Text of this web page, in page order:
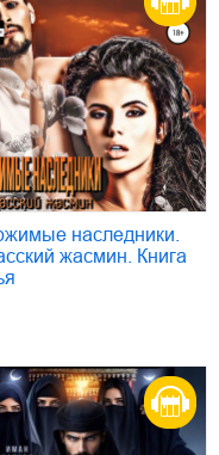
наследники.
жасмин. Книга